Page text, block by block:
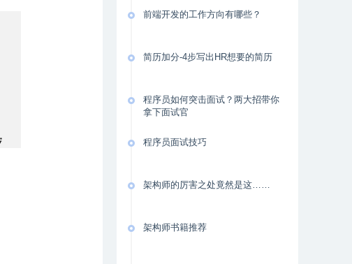
前端开发的工作方向有哪些？
简历加分-4步写出HR想要的简历
程序员如何突击面试？两大招带你
拿下面试官
程序员面试技巧
架构师的厉害之处竟然是这……
架构师书籍推荐